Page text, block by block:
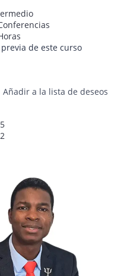
de este curso
Añadir a la lista de deseos